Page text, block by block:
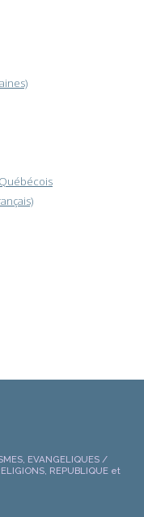
EVANGELIQUES /
REPUBLIQUE et